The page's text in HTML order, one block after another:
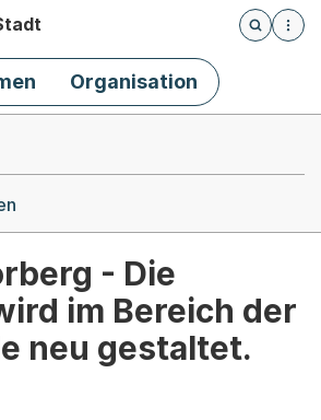
Öffnet
Organisation
- Die
im Bereich der
neu gestaltet.